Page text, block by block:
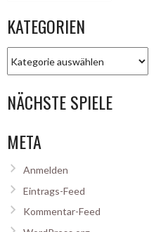
KATEGORIEN
NÄCHSTE SPIELE
META
Anmelden
Eintrags-Feed
Kommentar-Feed